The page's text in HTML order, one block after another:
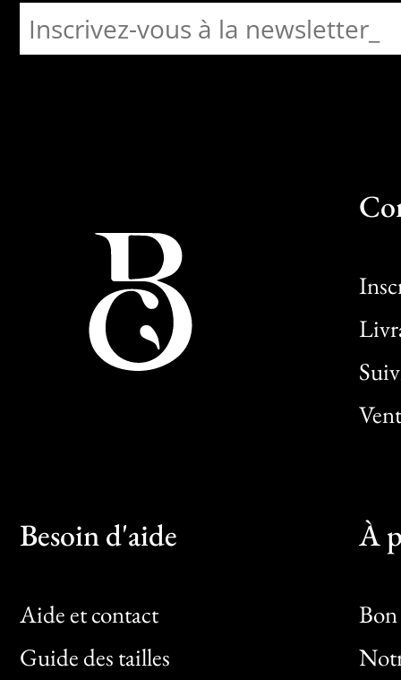
Besoin d'aide
Aide et contact
Guide des tailles
À